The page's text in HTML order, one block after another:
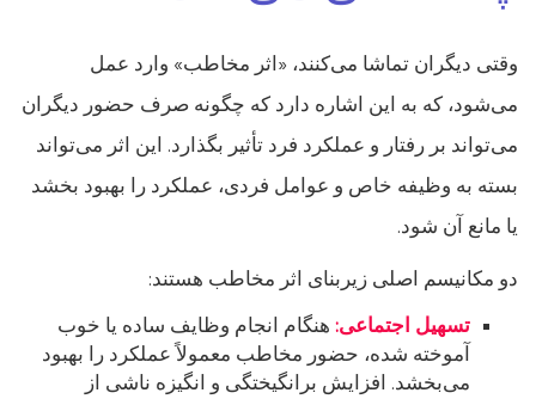
وقتی دیگران تماشا می‌کنند، «اثر مخاطب» وارد عمل
می‌شود، که به این اشاره دارد که چگونه صرف حضور دیگران
می‌تواند بر رفتار و عملکرد فرد تأثیر بگذارد. این اثر می‌تواند
بسته به وظیفه خاص و عوامل فردی، عملکرد را بهبود بخشد
یا مانع آن شود.
دو مکانیسم اصلی زیربنای اثر مخاطب هستند:
تسهیل اجتماعی: هنگام انجام وظایف ساده یا خوب
آموخته شده، حضور مخاطب معمولاً عملکرد را بهبود
می‌بخشد. افزایش برانگیختگی و انگیزه ناشی از